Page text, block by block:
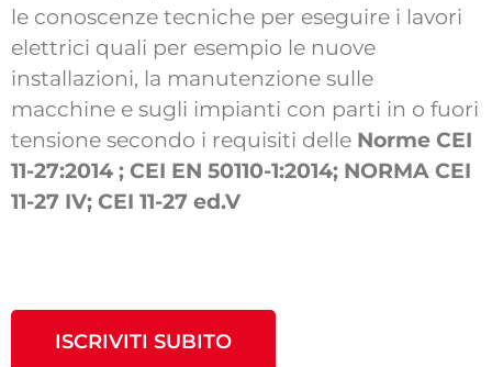
le conoscenze tecniche per eseguire i lavori
elettrici quali per esempio le nuove
installazioni, la manutenzione sulle
macchine e sugli impianti con parti in o fuori
tensione secondo i requisiti delle Norme CEI
11-27:2014 ; CEI EN 50110-1:2014; NORMA CEI
11-27 IV; CEI 11-27 ed.V
ISCRIVITI SUBITO